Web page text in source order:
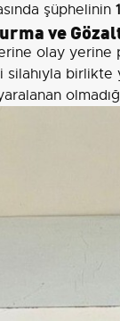
şüphelinin
ve
olay
silahıyla birlikte